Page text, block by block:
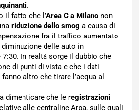
.
il fatto che l’Area C a Milano non
riduzione dello smog a causa di
fra il traffico aumentato
diminuzione delle auto in
In realtà sorge il dubbio che
di punti di vista e che i dati
altro che tirare l’acqua al
dimenticare che le registrazioni
alle centraline Arpa, sulle quali